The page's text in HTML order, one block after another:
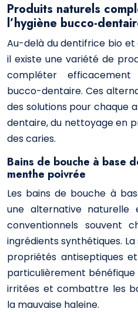
Produits naturels
l’hygiène bucco-
Au-delà du dentifrice bio
il existe une variété de
compléter efficacement
bucco-dentaire. Ces
des solutions pour chaque
dentaire, du nettoyage en
des caries.
Bains de bouche à base
menthe poivrée
Les bains de bouche à
une alternative naturelle
conventionnels souvent
ingrédients synthétiques.
propriétés antiseptiques
particulièrement bénéfique
irritées et combattre les
la mauvaise haleine.